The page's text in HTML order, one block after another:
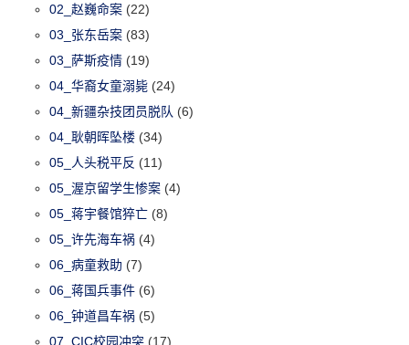
02_赵巍命案 (22)
03_张东岳案 (83)
03_萨斯疫情 (19)
04_华裔女童溺毙 (24)
04_新疆杂技团员脱队 (6)
04_耿朝晖坠楼 (34)
05_人头税平反 (11)
05_渥京留学生惨案 (4)
05_蒋宇餐馆猝亡 (8)
05_许先海车祸 (4)
06_病童救助 (7)
06_蒋国兵事件 (6)
06_钟道昌车祸 (5)
07_CIC校园冲突 (17)